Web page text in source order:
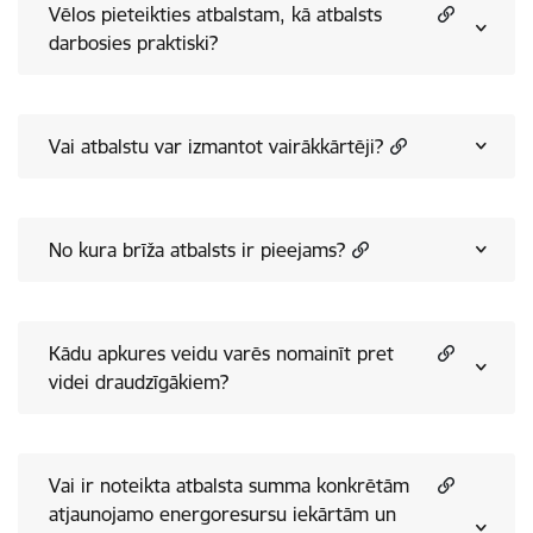
Vēlos pieteikties atbalstam, kā atbalsts
darbosies praktiski?
Vai atbalstu var izmantot vairākkārtēji?
No kura brīža atbalsts ir pieejams?
Kādu apkures veidu varēs nomainīt pret
videi draudzīgākiem?
Vai ir noteikta atbalsta summa konkrētām
atjaunojamo energoresursu iekārtām un